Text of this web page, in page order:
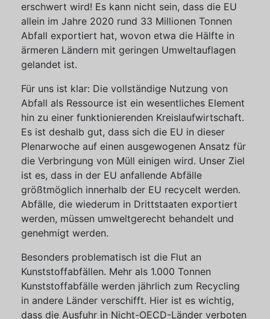
erschwert wird! Es kann nicht sein, dass die EU
allein im Jahre 2020 rund 33 Millionen Tonnen
Abfall exportiert hat, wovon etwa die Hälfte in
ärmeren Ländern mit geringen Umweltauflagen
gelandet ist.
Für uns ist klar: Die vollständige Nutzung von
Abfall als Ressource ist ein wesentliches Element
hin zu einer funktionierenden Kreislaufwirtschaft.
Es ist deshalb gut, dass sich die EU in dieser
Plenarwoche auf einen ausgewogenen Ansatz für
die Verbringung von Müll einigen wird. Unser Ziel
ist es, dass in der EU anfallende Abfälle
größtmöglich innerhalb der EU recycelt werden.
Abfälle, die wiederum in Drittstaaten exportiert
werden, müssen umweltgerecht behandelt und
genehmigt werden.
Besonders problematisch ist die Flut an
Kunststoffabfällen. Mehr als 1.000 Tonnen
Kunststoffabfälle werden jährlich zum Recycling
in andere Länder verschifft. Hier ist es wichtig,
dass die Ausfuhr in Nicht-OECD-Länder verboten